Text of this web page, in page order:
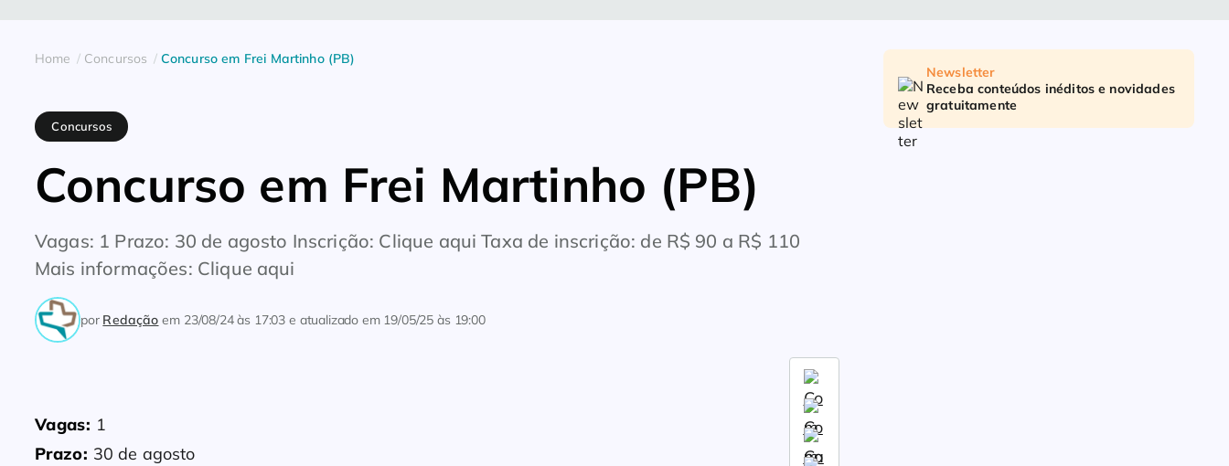
Home Concursos Concurso em Frei Martinho (PB)
Concursos
Concurso em Frei Martinho (PB)
Vagas: 1 Prazo: 30 de agosto Inscrição: Clique aqui Taxa de inscrição: de R$ 90 a R$ 110
Mais informações: Clique aqui
por Redação em 23/08/24 às 17:03 e atualizado em 19/05/25 às 19:00
Vagas: 1
Prazo: 30 de agosto
Newsletter
Receba conteúdos inéditos e novidades
gratuitamente